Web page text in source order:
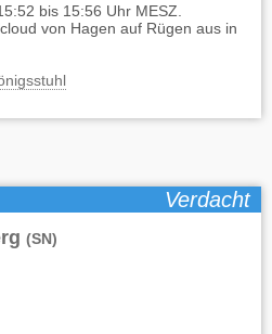
bis 15:56 Uhr MESZ.
von Hagen auf Rügen aus in
Verdacht
(SN)